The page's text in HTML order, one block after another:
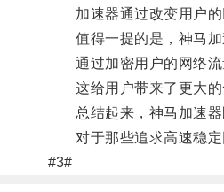
加速器通过改变用户的
值得一提的是，神马加
通过加密用户的网络流
这给用户带来了更大的
总结起来，神马加速器
对于那些追求高速稳定
#3#